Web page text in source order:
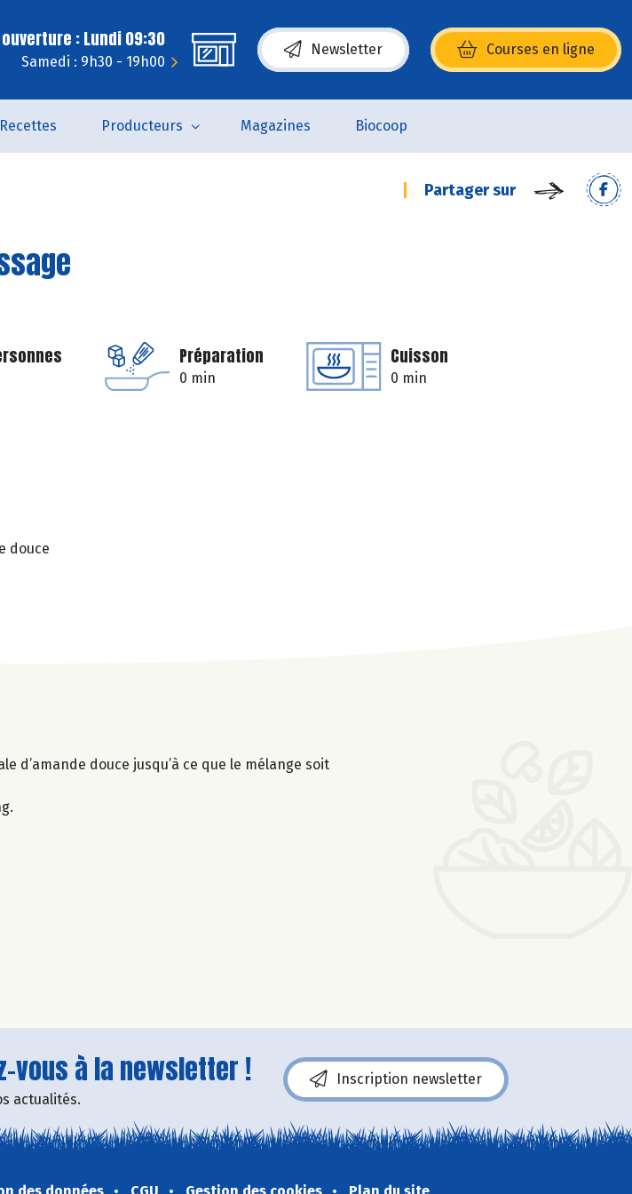
: Lundi 09:30
Samedi : 9h30 - 19h00
Newsletter Courses en ligne
(s’ouvre dans une nouvelle fenêtre)
Recettes Producteurs Magazines Biocoop
Partager sur
Préparation
0 min
Cuisson
0 min
douce
d’amande douce jusqu’à ce que le mélange soit
vous à la newsletter !
actualités.
Inscription newsletter